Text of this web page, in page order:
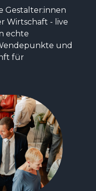
Gestalter:innen
Wirtschaft - live
echte
und
für